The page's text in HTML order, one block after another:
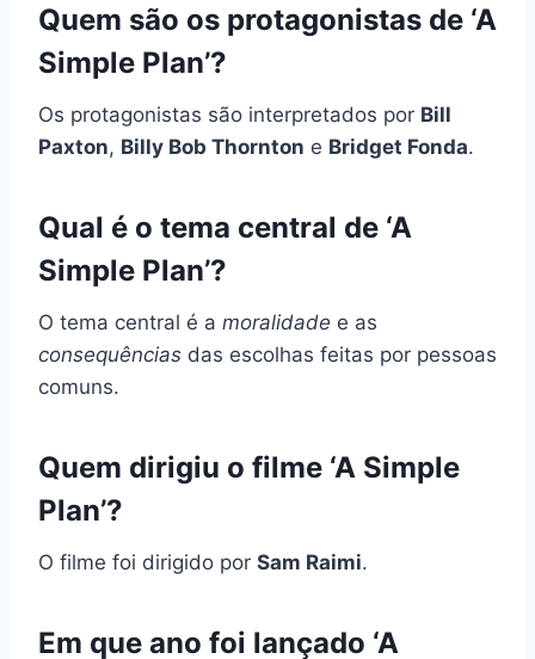
Quem são os protagonistas de ‘A
Simple Plan’?
Os protagonistas são interpretados por Bill
Paxton, Billy Bob Thornton e Bridget Fonda.
Qual é o tema central de ‘A
Simple Plan’?
O tema central é a moralidade e as
consequências das escolhas feitas por pessoas
comuns.
Quem dirigiu o filme ‘A Simple
Plan’?
O filme foi dirigido por Sam Raimi.
Em que ano foi lançado ‘A